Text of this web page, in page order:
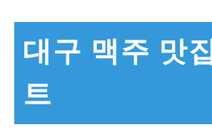
대구 맥주 맛
트